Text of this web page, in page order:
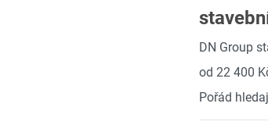
DN Group
od 22 400
Pořád